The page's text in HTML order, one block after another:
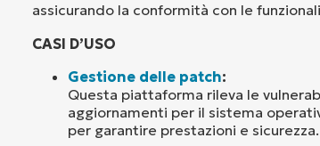
assicurando la conformità con le
CASI D’USO
Gestione delle patch:
Questa piattaforma rileva le
aggiornamenti per il sistema
per garantire prestazioni e sicurezza.